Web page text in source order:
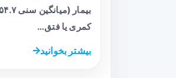
کمری یا فتق…
بیشتر بخوانید